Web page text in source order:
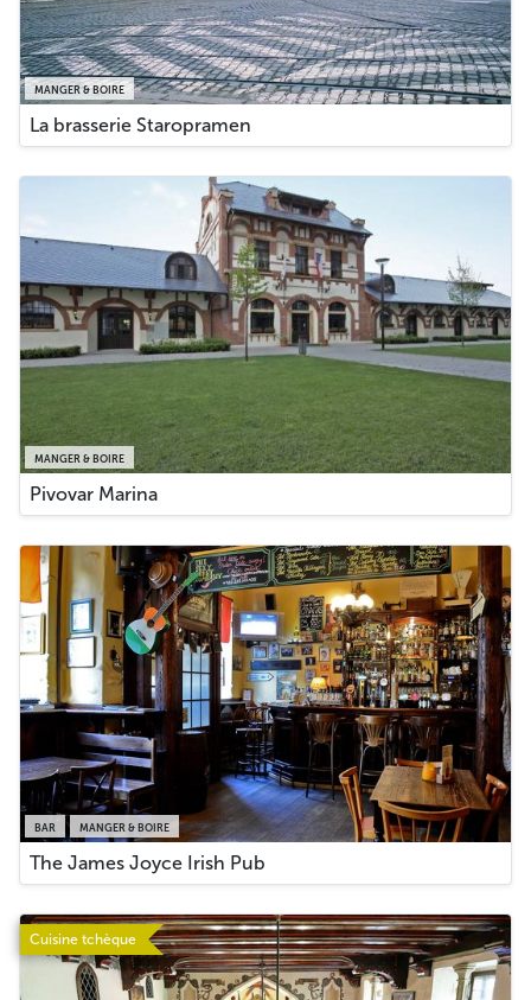
MANGER & BOIRE
La brasserie Staropramen
MANGER & BOIRE
Pivovar Marina
BAR MANGER & BOIRE
The James Joyce Irish Pub
Cuisine tchèque